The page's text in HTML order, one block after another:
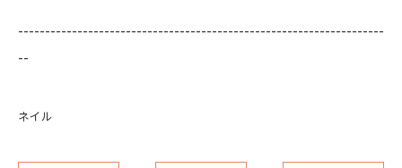
--------------------------------------------------------------------
--
ネイル